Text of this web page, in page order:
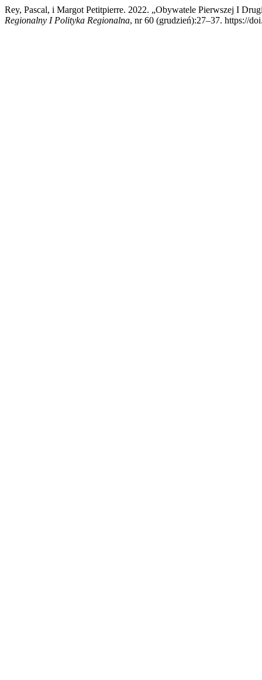
Rey, Pascal, i Margot Petitpierre. 2022. „Obywatele Pierwszej I
Regionalny I Polityka Regionalna, nr 60 (grudzień):27–37. https://